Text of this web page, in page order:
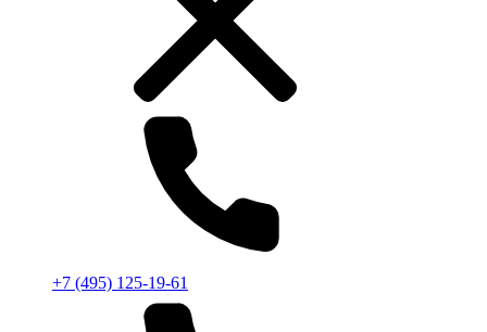
+7 (495) 125-19-61